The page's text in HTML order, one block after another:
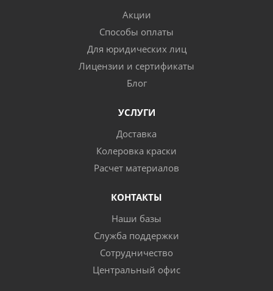
Акции
Способы оплаты
Для юридических лиц
Лицензии и сертификаты
Блог
УСЛУГИ
Доставка
Колеровка краски
Расчет материалов
КОНТАКТЫ
Наши базы
Служба поддержки
Сотрудничество
Центральный офис